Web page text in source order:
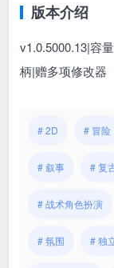
版本介绍
v1.0.5000.13|容
柄|赠多项修改器
# 2D # 冒险
# 叙事 # 复
# 战术角色扮演
# 氛围 # 独